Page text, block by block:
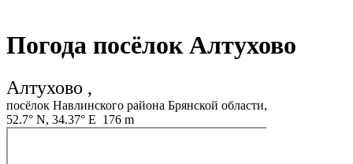
Погода посёлок Алтухово
Алтухово ,
посёлок Навлинского района Брянской области,
52.7° N, 34.37° E 176 m